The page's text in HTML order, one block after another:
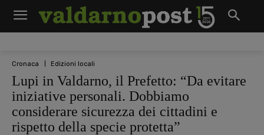
Cronaca Edizioni locali
Lupi in Valdarno, il Prefetto: “Da evitare
iniziative personali. Dobbiamo
considerare sicurezza dei cittadini e
rispetto della specie protetta”